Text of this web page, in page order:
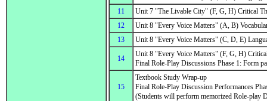
11
Unit 7 "The Livable City" (F, G, H) Critical
12
Unit 8 "Every Voice Matters" (A, B)
13
Unit 8 "Every Voice Matters" (C, D, E)
14
Unit 8 "Every Voice Matters" (F, G, H)
Final Role-Play Discussions Phase 1: Form
15
Textbook Study Wrap-up
Final Role-Play Discussion Performances
(Students will perform memorized Role-play